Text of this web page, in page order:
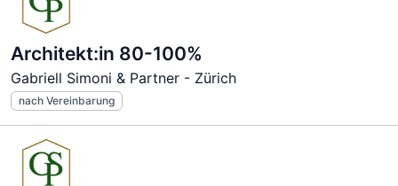
Architekt:in 80-100%
Gabriell Simoni & Partner - Zürich
nach Vereinbarung